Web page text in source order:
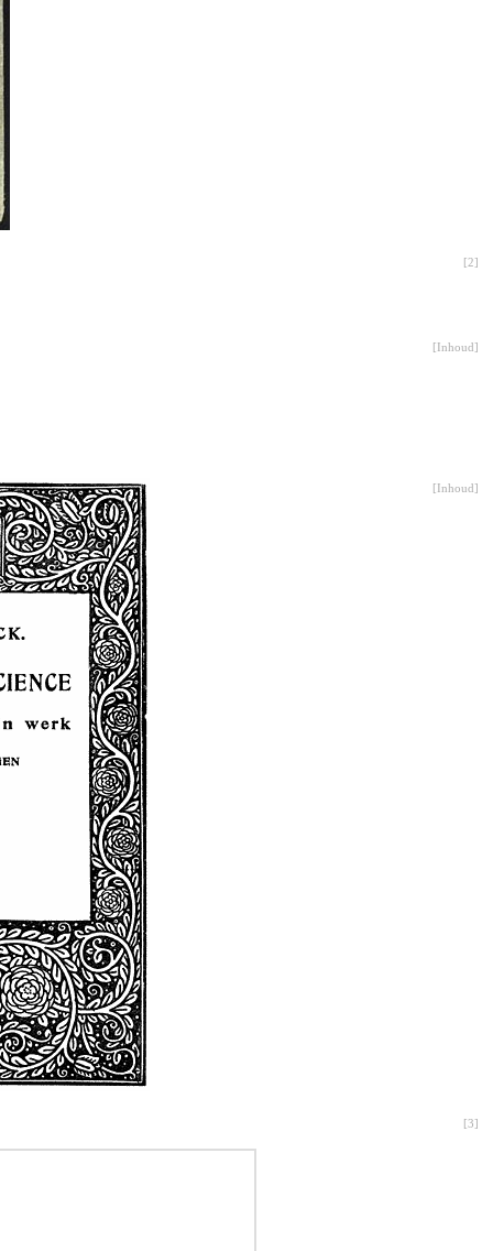
[2]
[Inhoud]
[Inhoud]
[3]